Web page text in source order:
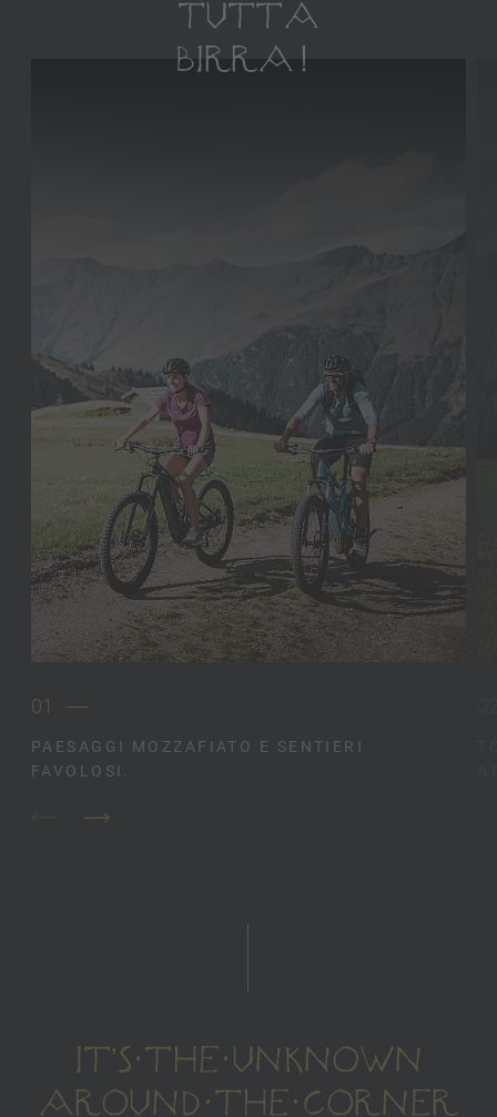
TUTTA
BIRRA!
01
PAESAGGI MOZZAFIATO E SENTIERI
FAVOLOSI.
IT’S THE UNKNOWN
AROUND THE CORNER